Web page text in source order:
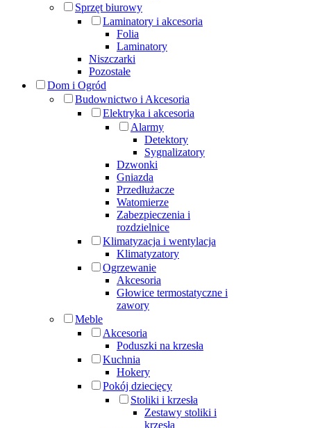
Sprzęt biurowy
Laminatory i akcesoria
Folia
Laminatory
Niszczarki
Pozostałe
Dom i Ogród
Budownictwo i Akcesoria
Elektryka i akcesoria
Alarmy
Detektory
Sygnalizatory
Dzwonki
Gniazda
Przedłużacze
Watomierze
Zabezpieczenia i
rozdzielnice
Klimatyzacja i wentylacja
Klimatyzatory
Ogrzewanie
Akcesoria
Głowice termostatyczne i
zawory
Meble
Akcesoria
Poduszki na krzesła
Kuchnia
Hokery
Pokój dziecięcy
Stoliki i krzesła
Zestawy stoliki i
krzesła